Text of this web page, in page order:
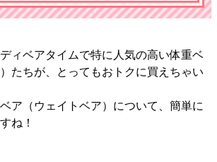
ィベアタイムで特に人気の高い体重ベ
たちが、とってもおトクに買えちゃい
ア（ウェイトベア）について、簡単に
ね！